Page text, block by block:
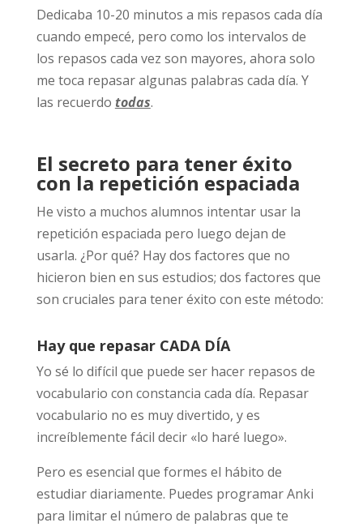
Dedicaba 10-20 minutos a mis repasos cada día
cuando empecé, pero como los intervalos de
los repasos cada vez son mayores, ahora solo
me toca repasar algunas palabras cada día. Y
las recuerdo todas.
El secreto para tener éxito
con la repetición espaciada
He visto a muchos alumnos intentar usar la
repetición espaciada pero luego dejan de
usarla. ¿Por qué? Hay dos factores que no
hicieron bien en sus estudios; dos factores que
son cruciales para tener éxito con este método:
Hay que repasar CADA DÍA
Yo sé lo difícil que puede ser hacer repasos de
vocabulario con constancia cada día. Repasar
vocabulario no es muy divertido, y es
increíblemente fácil decir «lo haré luego».
Pero es esencial que formes el hábito de
estudiar diariamente. Puedes programar Anki
para limitar el número de palabras que te